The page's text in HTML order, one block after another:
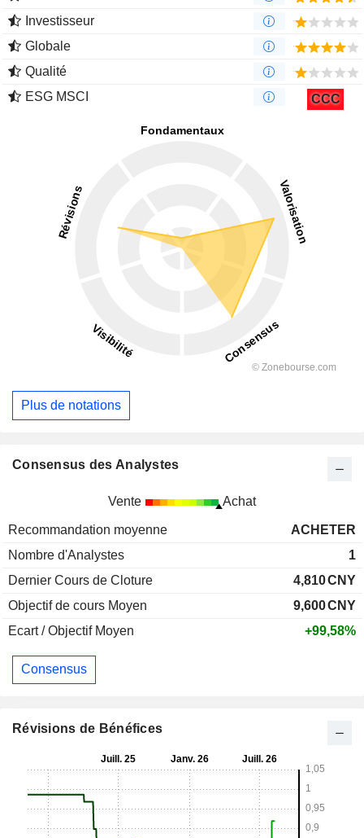
Investisseur
Globale
Qualité
ESG MSCI
CCC
Plus de notations
Consensus des Analystes
Vente Achat
Recommandation moyenne
ACHETER
Nombre d'Analystes
1
Dernier Cours de Cloture
4,810CNY
Objectif de cours Moyen
9,600CNY
Ecart / Objectif Moyen
+99,58%
Consensus
Révisions de Bénéfices